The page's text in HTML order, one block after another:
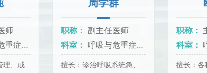
职称：
副主任医师
科室：
呼吸与危重症医学科
擅长：诊治呼吸系统急、
职称：
主治医师
科室：
呼吸与危重症医学科
擅长：各种急慢性呼吸道